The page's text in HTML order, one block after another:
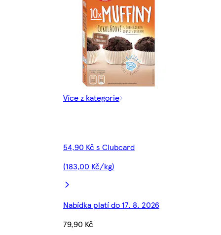
Více z kategorie
54,90 Kč s Clubcard
(183,00 Kč/kg)
Nabídka platí do 17. 8. 2026
79,90 Kč